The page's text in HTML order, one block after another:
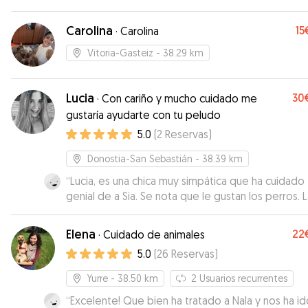
Carolina · Carolina
Vitoria-Gasteiz - 38.29 km
Lucia · Con cariño y mucho cuidado me
gustaría ayudarte con tu peludo
5.0 (2 Reservas)
Donostia-San Sebastián - 38.39 km
“Lucia, es una chica muy simpática que ha cuidado
genial de a Sia. Se nota que le gustan los perros.
mía, lo ha pasado genial. Gracias”
Elena · Cuidado de animales
5.0 (26 Reservas)
Yurre - 38.50 km 2 Usuarios recurrentes
“Excelente! Que bien ha tratado a Nala y nos ha